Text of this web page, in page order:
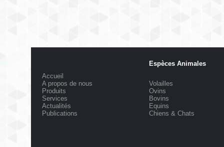
Accueil
A propos de nous
Produits
Services
Actualités
Publications
Espèces Animales
Volailles
Ovins
Bovins
Equins
Chiens & Chats